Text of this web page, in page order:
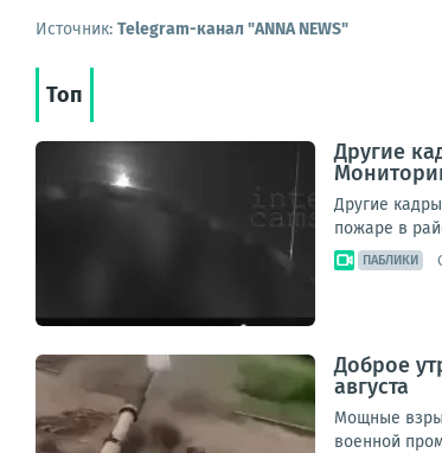
Источник: Telegram-канал "ANNA NEWS"
Топ
Другие
Другие
пожаре в
ПАБЛИКИ
Доброе
августа
Мощные
военной